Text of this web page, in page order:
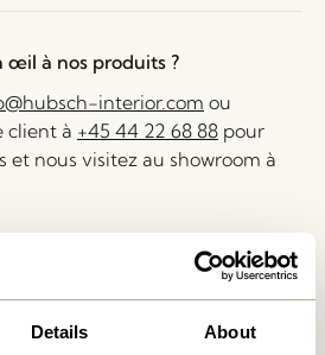
Details About
œil à nos produits ?
interior.com ou
client à +45 44 22 68 88 pour
nous visitez au showroom à